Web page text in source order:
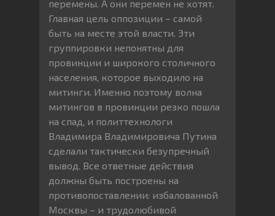
перемены. А они перемен не хотят.
Главная цель оппозиции – самой
быть на месте этой власти. Эти
группировки непонятны для
провинции и широкого столичного
населения, которое выходило на
митинги. Именно поэтому волна
митингов в провинции резко пошла
на спад, и политтехнологи
Владимира Владимировича Путина
сделали тактически безупречный
вывод. Все ответные действия
должны быть построены на
противопоставлении: избалованной
Москвы – и трудолюбивой